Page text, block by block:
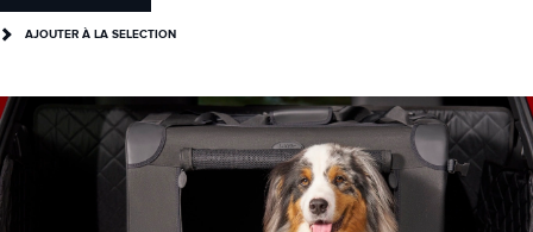
AJOUTER À LA SELECTION